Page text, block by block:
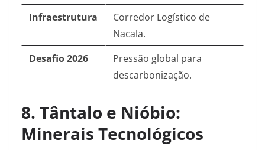
Infraestrutura
Corredor Logístico de
Nacala.
Desafio 2026
Pressão global para
descarbonização.
8. Tântalo e Nióbio:
Minerais Tecnológicos